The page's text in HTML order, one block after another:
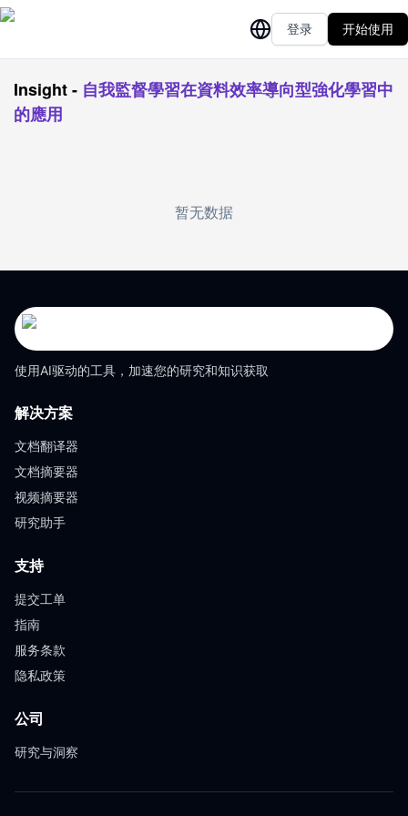
登录 开始使用
Insight- 自我監督學習在資料效率導向型強化學習中
的應用
暂无数据
使用AI驱动的工具，加速您的研究和知识获取
解决方案
文档翻译器
文档摘要器
视频摘要器
研究助手
支持
提交工单
指南
服务条款
隐私政策
公司
研究与洞察